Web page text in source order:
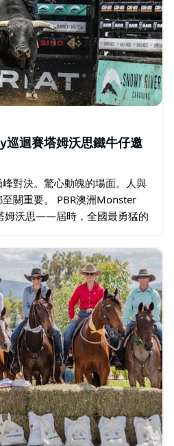
巡迴賽塔姆沃思鐵牛仔邀
對決。驚心動魄的場面。人與
關重要。 PBR澳洲Monster
姆沃思——屆時，全國最勇猛的
晚。…